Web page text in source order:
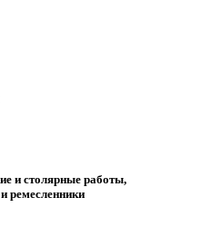
и столярные работы,
ремесленники